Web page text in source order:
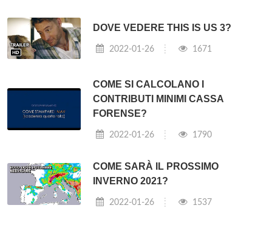
DOVE VEDERE THIS IS US 3?
2022-01-26 1671
COME SI CALCOLANO I
CONTRIBUTI MINIMI CASSA
FORENSE?
2022-01-26 1790
COME SARÀ IL PROSSIMO
INVERNO 2021?
2022-01-26 1537